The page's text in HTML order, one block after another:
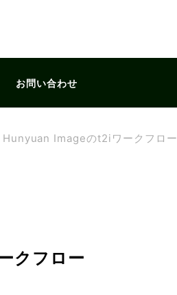
お問い合わせ
Hunyuan Imageのt2iワークフロー
クフロー